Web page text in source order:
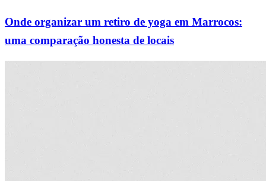
Onde organizar um retiro de yoga em Marrocos:
uma comparação honesta de locais